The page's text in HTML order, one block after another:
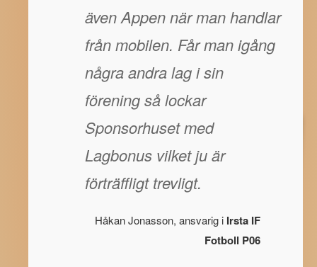
även Appen när man handlar
från mobilen. Får man igång
några andra lag i sin
förening så lockar
Sponsorhuset med
Lagbonus vilket ju är
förträffligt trevligt.
Håkan Jonasson, ansvarig i Irsta IF
Fotboll P06